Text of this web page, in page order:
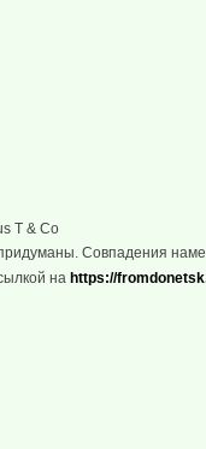
T & Co
Совпадения
на https://